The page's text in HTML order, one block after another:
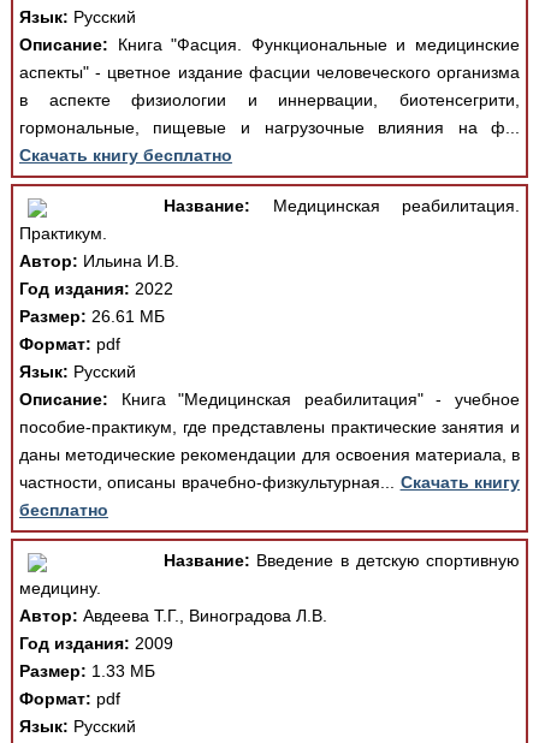
Язык: Русский
Описание: Книга "Фасция. Функциональные и медицинские
аспекты" - цветное издание фасции человеческого организма
в аспекте физиологии и иннервации, биотенсегрити,
гормональные, пищевые и нагрузочные влияния на ф...
Скачать книгу бесплатно
Название: Медицинская реабилитация.
Практикум.
Автор: Ильина И.В.
Год издания: 2022
Размер: 26.61 МБ
Формат: pdf
Язык: Русский
Описание: Книга "Медицинская реабилитация" - учебное
пособие-практикум, где представлены практические занятия и
даны методические рекомендации для освоения материала, в
частности, описаны врачебно-физкультурная... Скачать книгу
бесплатно
Название: Введение в детскую спортивную
медицину.
Автор: Авдеева Т.Г., Виноградова Л.В.
Год издания: 2009
Размер: 1.33 МБ
Формат: pdf
Язык: Русский